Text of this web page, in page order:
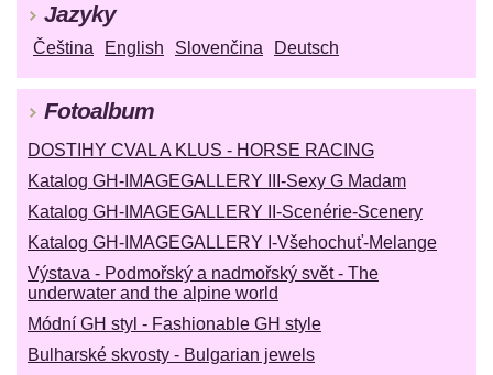
Jazyky
Čeština English Slovenčina Deutsch
Fotoalbum
DOSTIHY CVAL A KLUS - HORSE RACING
Katalog GH-IMAGEGALLERY III-Sexy G Madam
Katalog GH-IMAGEGALLERY II-Scenérie-Scenery
Katalog GH-IMAGEGALLERY I-Všehochuť-Melange
Výstava - Podmořský a nadmořský svět - The
underwater and the alpine world
Módní GH styl - Fashionable GH style
Bulharské skvosty - Bulgarian jewels